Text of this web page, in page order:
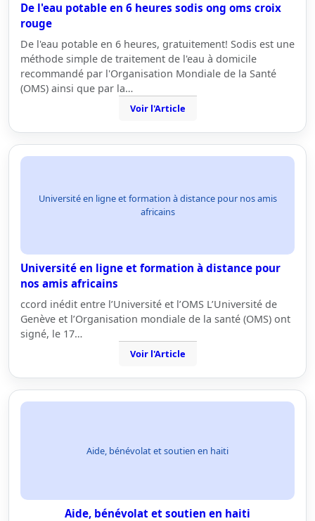
De l'eau potable en 6 heures sodis ong oms croix
rouge
De l'eau potable en 6 heures, gratuitement! Sodis est une
méthode simple de traitement de l'eau à domicile
recommandé par l'Organisation Mondiale de la Santé
(OMS) ainsi que par la…
Voir l'Article
Université en ligne et formation à distance pour nos amis
africains
Université en ligne et formation à distance pour
nos amis africains
ccord inédit entre l’Université et l’OMS L’Université de
Genève et l’Organisation mondiale de la santé (OMS) ont
signé, le 17…
Voir l'Article
Aide, bénévolat et soutien en haiti
Aide, bénévolat et soutien en haiti